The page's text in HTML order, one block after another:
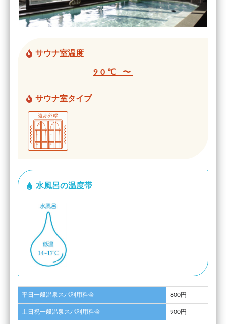
サウナ室温度
90℃ 〜
サウナ室タイプ
水風呂の温度帯
平日一般温泉スパ利用料金 800円
土日祝一般温泉スパ利用料金 900円